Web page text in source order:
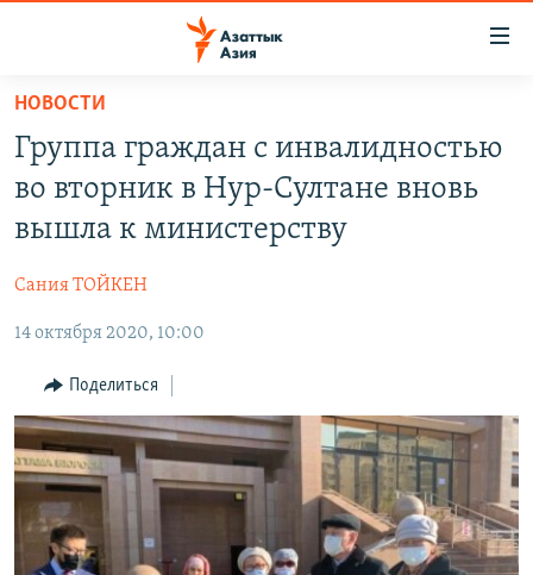
Вернуться
основному
содержанию
главной
Вернутся
поиску
КАЗАХСТАН
НОВОСТИ
ВОЙНА В УКРАИНЕ
КЫРГЫЗЧА
ЎЗБЕКЧА
ТОҶИКӢ
TÜRKMENÇE
ПОДПИШИТЕСЬ НА НАС В СОЦСЕТЯХ
Все сайты РСЕ/РС
НОВОСТИ
Группа граждан с инвалидностью
во вторник в Нур-Султане вновь
вышла к министерству
Сания ТОЙКЕН
14 октября 2020, 10:00
Поделиться